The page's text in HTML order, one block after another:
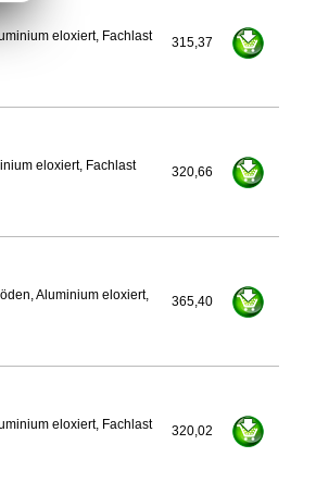
eloxiert, Fachlast
315,37
eloxiert, Fachlast
320,66
Aluminium eloxiert,
365,40
eloxiert, Fachlast
320,02